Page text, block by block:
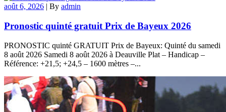
août 6, 2026 | By admin
Pronostic quinté gratuit Prix de Bayeux 2026
PRONOSTIC quinté GRATUIT Prix de Bayeux: Quinté du samedi
8 août 2026 Samedi 8 août 2026 à Deauville Plat – Handicap –
Référence: +21,5; +24,5 – 1600 mètres –...